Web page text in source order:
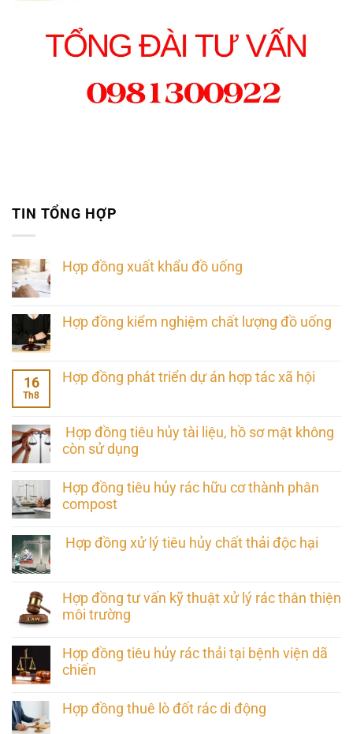
TIN TỔNG HỢP
Hợp đồng xuất khẩu đồ uống
Hợp đồng kiểm nghiệm chất lượng đồ uống
16
Th8
Hợp đồng phát triển dự án hợp tác xã hội
Hợp đồng tiêu hủy tài liệu, hồ sơ mật không
còn sử dụng
Hợp đồng tiêu hủy rác hữu cơ thành phân
compost
Hợp đồng xử lý tiêu hủy chất thải độc hại
Hợp đồng tư vấn kỹ thuật xử lý rác thân thiện
môi trường
Hợp đồng tiêu hủy rác thải tại bệnh viện dã
chiến
Hợp đồng thuê lò đốt rác di động